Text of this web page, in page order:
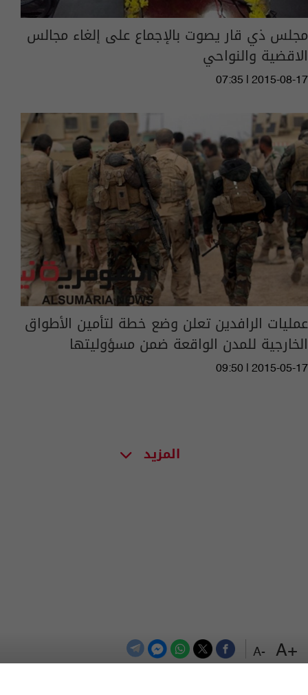
+A
-A
مجلس ذي قار يصوت بالإجماع على إلغاء مجالس
الاقضية والنواحي
07:35 | 2015-08-17
عمليات الرافدين تعلن وضع خطة لتأمين الأطواق
الخارجية للمدن الواقعة ضمن مسؤوليتها
09:50 | 2015-05-17
المزيد